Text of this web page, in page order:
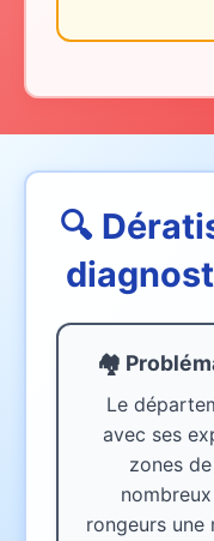
🔍
🏘️
Le
avec ses
zones
rongeurs